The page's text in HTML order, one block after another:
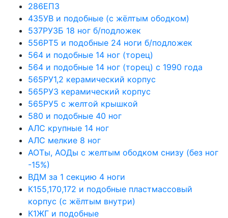
286ЕП3
435УВ и подобные (с жёлтым ободком)
537РУ3Б 18 ног б/подложек
556РТ5 и подобные 24 ноги б/подложек
564 и подобные 14 ног (торец)
564 и подобные 14 ног (торец) с 1990 года
565РУ1,2 керамический корпус
565РУ3 керамический корпус
565РУ5 с желтой крышкой
580 и подобные 40 ног
АЛС крупные 14 ног
АЛС мелкие 8 ног
АОТы, АОДы с желтым ободком снизу (без ног
-15%)
ВДМ за 1 секцию 4 ноги
К155,170,172 и подобные пластмассовый
корпус (с жёлтым внутри)
К1ЖГ и подобные